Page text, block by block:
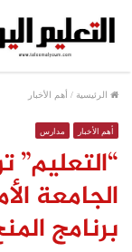
الرئيسية / أهم الأخبار
أهم الأخبار مدارس
الجامعة
برنامج